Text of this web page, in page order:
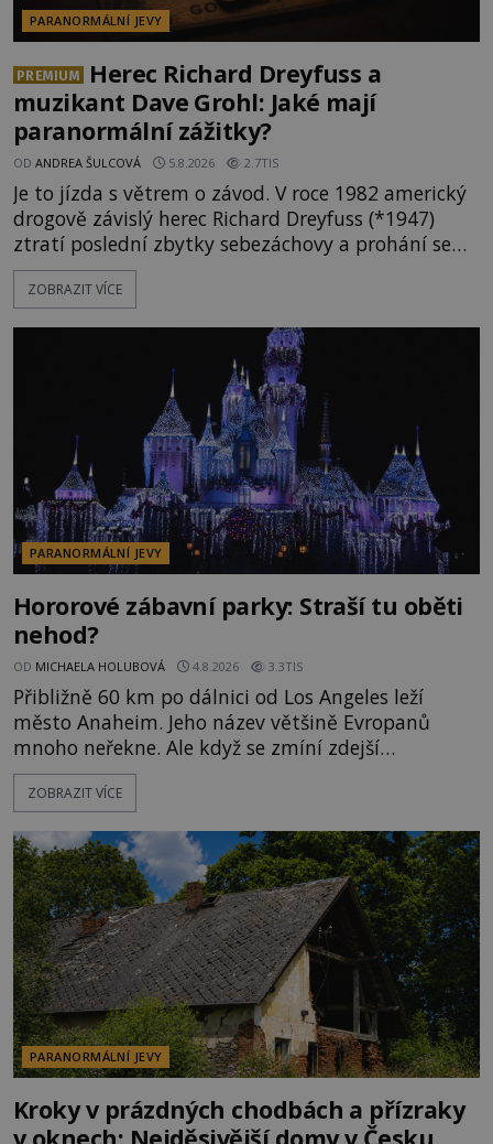
PARANORMÁLNÍ JEVY
PREMIUM
Herec Richard Dreyfuss a
muzikant Dave Grohl: Jaké mají
paranormální zážitky?
OD ANDREA ŠULCOVÁ 5.8.2026 2.7TIS
Je to jízda s větrem o závod. V roce 1982 americký
drogově závislý herec Richard Dreyfuss (*1947)
ztratí poslední zbytky sebezáchovy a prohání se
po silnicích ve svém mercedesu jako utržený ze
řetězu. Vše vyvrcholí katastrofou, když to Dreyfuss
následně nalezne schovaný kokain. Tímto
momentem se slavnému
ZOBRAZIT VÍCE
PARANORMÁLNÍ JEVY
Hororové zábavní parky: Straší tu oběti
nehod?
OD MICHAELA HOLUBOVÁ 4.8.2026 3.3TIS
Přibližně 60 km po dálnici od Los Angeles leží
město Anaheim. Jeho název většině Evropanů
mnoho neřekne. Ale když se zmíní zdejší
Disneyland, je hned jasno. Zábavní park vyroste na
poklidném místě bývalého sadu pomerančovníků.
kolem 17 000 000 zábavychtivých lidí ročně. A ač je
velká snaha to utajit, někteří z
ZOBRAZIT VÍCE
PARANORMÁLNÍ JEVY
Kroky v prázdných chodbách a přízraky
v oknech: Nejděsivější domy v Česku